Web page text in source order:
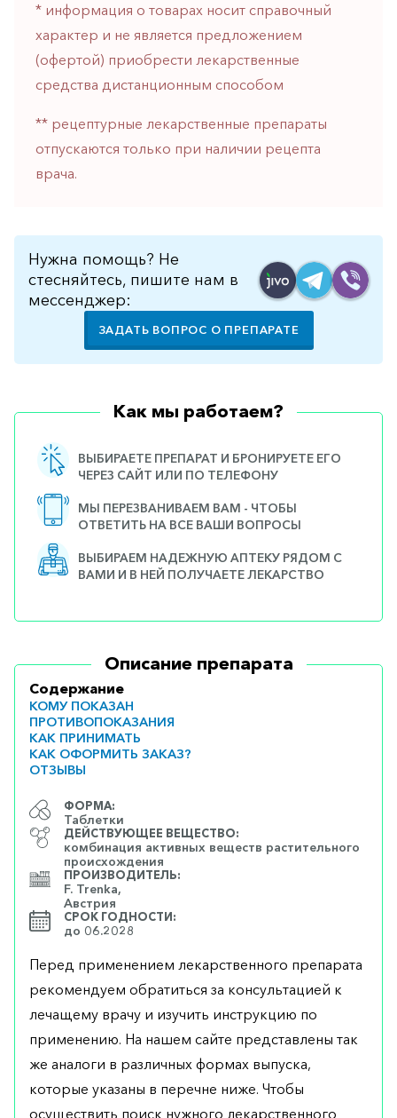
Щитовидная
железа
* информация о товарах носит справочный
характер и не является предложением
(офертой) приобрести лекарственные
средства дистанционным способом
** рецептурные лекарственные препараты
отпускаются только при наличии рецепта
врача.
Нужна помощь? Не
стесняйтесь, пишите нам в
мессенджер:
ЗАДАТЬ ВОПРОС О ПРЕПАРАТЕ
Как мы работаем?
ВЫБИРАЕТЕ ПРЕПАРАТ И БРОНИРУЕТЕ ЕГО
ЧЕРЕЗ САЙТ ИЛИ ПО ТЕЛЕФОНУ
МЫ ПЕРЕЗВАНИВАЕМ ВАМ - ЧТОБЫ
ОТВЕТИТЬ НА ВСЕ ВАШИ ВОПРОСЫ
ВЫБИРАЕМ НАДЕЖНУЮ АПТЕКУ РЯДОМ С
ВАМИ И В НЕЙ ПОЛУЧАЕТЕ ЛЕКАРСТВО
Описание препарата
Содержание
КОМУ ПОКАЗАН
ПРОТИВОПОКАЗАНИЯ
КАК ПРИНИМАТЬ
КАК ОФОРМИТЬ ЗАКАЗ?
ОТЗЫВЫ
ФОРМА:
Таблетки
ДЕЙСТВУЮЩЕЕ ВЕЩЕСТВО:
комбинация активных веществ растительного
происхождения
ПРОИЗВОДИТЕЛЬ:
F. Trenka,
Австрия
СРОК ГОДНОСТИ:
до 06.2028
Перед применением лекарственного препарата
рекомендуем обратиться за консультацией к
лечащему врачу и изучить инструкцию по
применению. На нашем сайте представлены так
же аналоги в различных формах выпуска,
которые указаны в перечне ниже. Чтобы
осуществить поиск нужного лекарственного